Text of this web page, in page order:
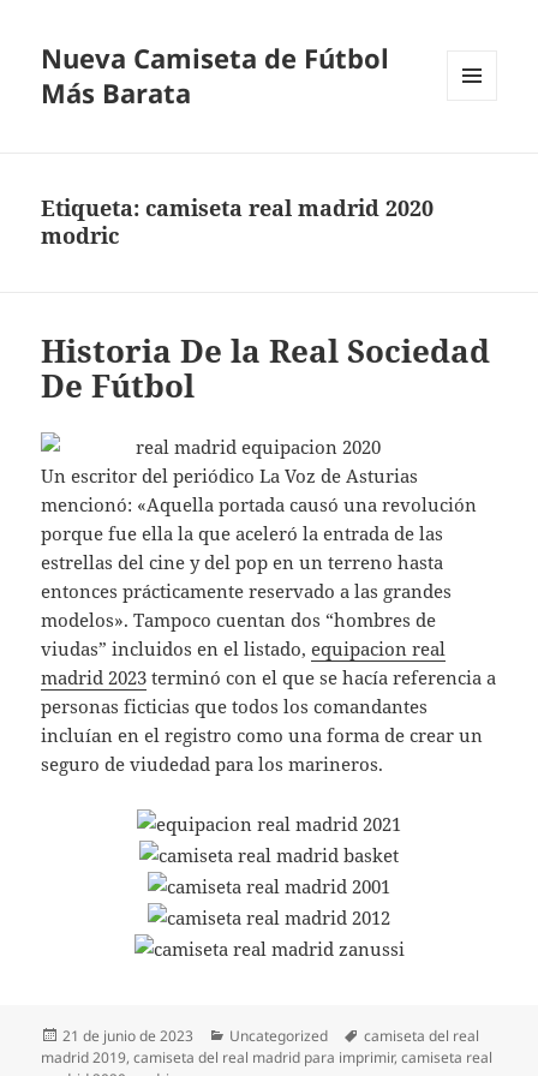
Nueva Camiseta de Fútbol
Más Barata
Etiqueta:camiseta real madrid 2020
modric
Historia De la Real Sociedad
De Fútbol
Un escritor del periódico La Voz de Asturias
mencionó: «Aquella portada causó una revolución
porque fue ella la que aceleró la entrada de las
estrellas del cine y del pop en un terreno hasta
entonces prácticamente reservado a las grandes
modelos». Tampoco cuentan dos “hombres de
viudas” incluidos en el listado,equipacion real
madrid 2023 terminó con el que se hacía referencia a
personas ficticias que todos los comandantes
incluían en el registro como una forma de crear un
seguro de viudedad para los marineros.
Publicado
el
21 de junio de 2023 Categorías
Uncategorized Etiquetas
camiseta del real
madrid 2019,camiseta del real madrid para imprimir,camiseta real